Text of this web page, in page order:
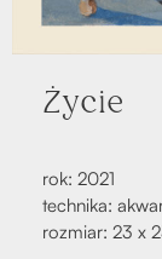
Życie
rok: 2021
tech­ni­ka:
roz­miar: 23 x